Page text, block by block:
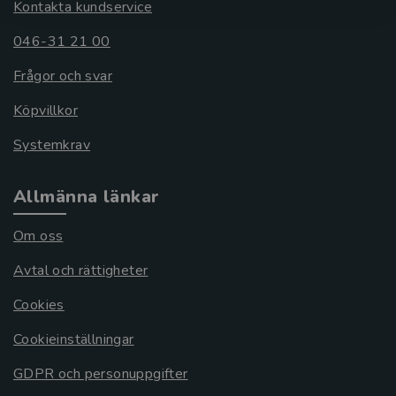
Kontakta kundservice
046-31 21 00
Frågor och svar
Köpvillkor
Systemkrav
Allmänna länkar
Om oss
Avtal och rättigheter
Cookies
Cookieinställningar
GDPR och personuppgifter